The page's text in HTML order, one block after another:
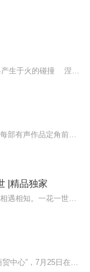
|精品独家